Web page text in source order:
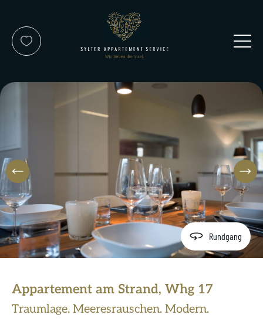
Kontakt
Service-Team
Reisewunsch
Über uns
SAS ist grün
Gastgeber werden
Appartement am Strand, Whg 17
Traumlage. Meeresrauschen. Modern.
Rundgang